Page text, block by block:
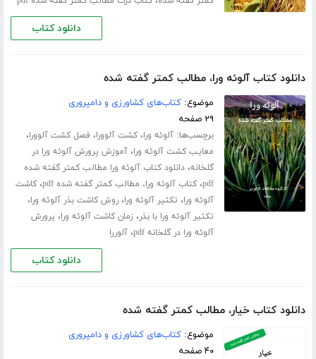
دانلود کتاب
دانلود کتاب آلوئه ورا، مطالب کمتر گفته شده
موضوع:کتاب‌های کشاورزی و دامپروری
۲۹ صفحه
برچسب‌ها:آلوئه ورا،کشت آلوورا، فصل کشت آلوورا،
معایب کشت آلوئه ورا،آموزش پرورش آلوئه ورا در
گلخانه،دانلود کتاب آلوئه ورا مطالب کمتر گفته شده
pdf،کتاب آلوئه ورا، مطالب کمتر گفته شده pdf ،کاشت
آلوئه ورا، تکثیر آلوئه ورا،روش کاشت بذر آلوئه ورا،
تکثیر آلوئه ورا با بذر، زمان کاشت آلوئه ورا، پرورش
آلوئه ورا در گلخانه pdf
،آلوررا
دانلود کتاب
دانلود کتاب خیار، مطالب کمتر گفته شده
موضوع:کتاب‌های کشاورزی و دامپروری
۴۰ صفحه